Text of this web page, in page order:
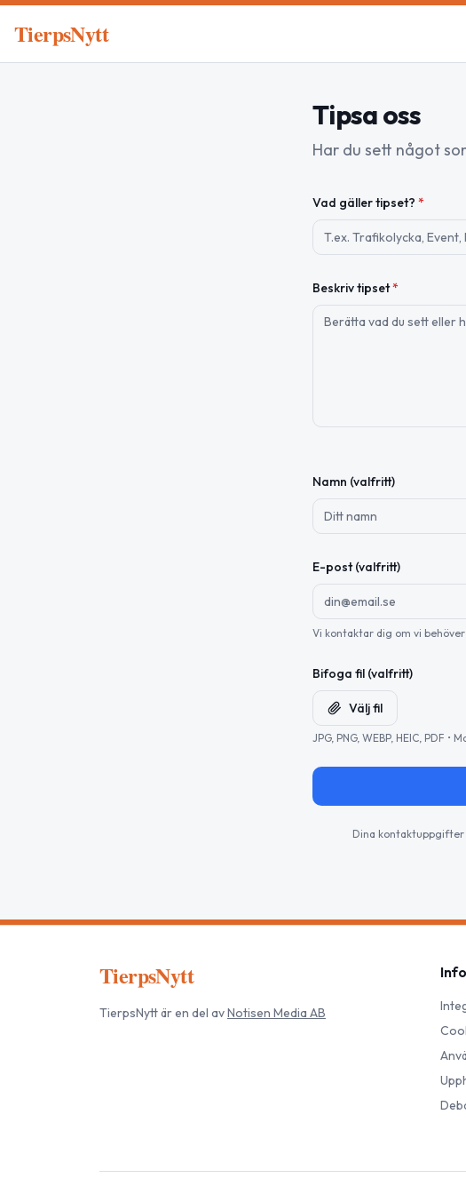
TierpsNytt
Tipsa oss
Har du sett något
Vad gäller tipset? *
Beskriv tipset*
Namn (valfritt)
E-post (valfritt)
Vi kontaktar dig om vi
Bifoga fil (valfritt)
Välj fil
JPG, PNG, WEBP, HEIC, PDF •
Dina kontaktuppgifter
TierpsNytt
TierpsNyttär en del avNotisen Media AB